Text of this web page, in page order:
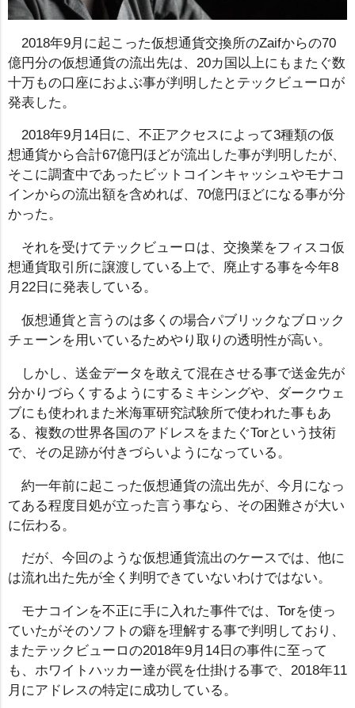
2018年9月に起こった仮想通貨交換所のZaifからの70
億円分の仮想通貨の流出先は、20カ国以上にもまたぐ数
十万もの口座におよぶ事が判明したとテックビューロが
発表した。
2018年9月14日に、不正アクセスによって3種類の仮
想通貨から合計67億円ほどが流出した事が判明したが、
そこに調査中であったビットコインキャッシュやモナコ
インからの流出額を含めれば、70億円ほどになる事が分
かった。
それを受けてテックビューロは、交換業をフィスコ仮
想通貨取引所に譲渡している上で、廃止する事を今年8
月22日に発表している。
仮想通貨と言うのは多くの場合パブリックなブロック
チェーンを用いているためやり取りの透明性が高い。
しかし、送金データを敢えて混在させる事で送金先が
分かりづらくするようにするミキシングや、ダークウェ
ブにも使われまた米海軍研究試験所で使われた事もあ
る、複数の世界各国のアドレスをまたぐTorという技術
で、その足跡が付きづらいようになっている。
約一年前に起こった仮想通貨の流出先が、今月になっ
てある程度目処が立った言う事なら、その困難さが大い
に伝わる。
だが、今回のような仮想通貨流出のケースでは、他に
は流れ出た先が全く判明できていないわけではない。
モナコインを不正に手に入れた事件では、Torを使っ
ていたがそのソフトの癖を理解する事で判明しており、
またテックビューロの2018年9月14日の事件に至って
も、ホワイトハッカー達が罠を仕掛ける事で、2018年11
月にアドレスの特定に成功している。